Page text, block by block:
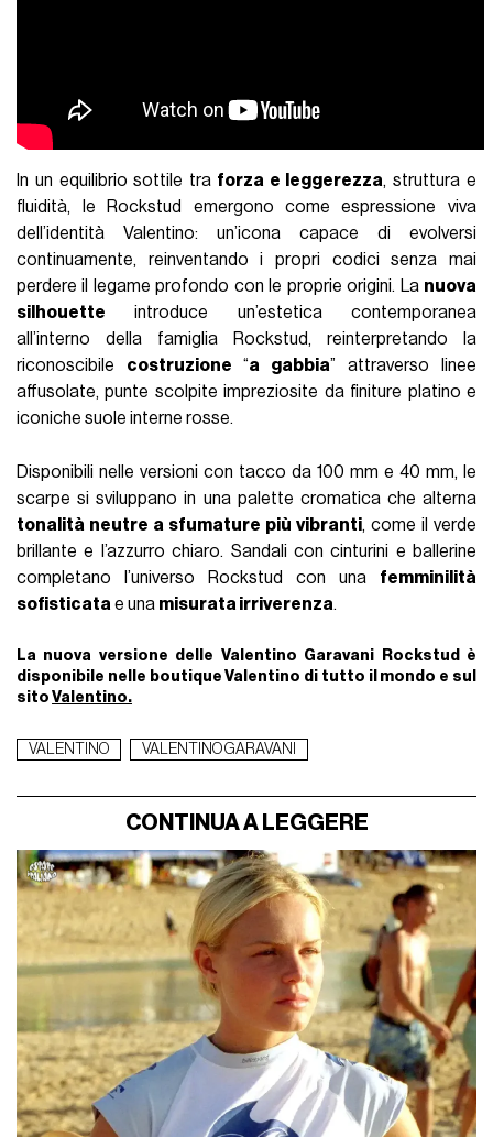
In un equilibrio sottile tra forza e leggerezza, struttura e
fluidità, le Rockstud emergono come espressione viva
dell’identità Valentino: un’icona capace di evolversi
continuamente, reinventando i propri codici senza mai
perdere il legame profondo con le proprie origini. La nuova
silhouette introduce un’estetica contemporanea
all’interno della famiglia Rockstud, reinterpretando la
riconoscibile costruzione“a gabbia” attraverso linee
affusolate, punte scolpite impreziosite da finiture platino e
iconiche suole interne rosse.
Disponibili nelle versioni con tacco da 100 mm e 40 mm, le
scarpe si sviluppano in una palette cromatica che alterna
tonalità neutre a sfumature più vibranti, come il verde
brillante e l’azzurro chiaro. Sandali con cinturini e ballerine
completano l’universo Rockstud con una femminilità
sofisticata e una misurata irriverenza.
La nuova versione delle Valentino Garavani Rockstud è
disponibile nelle boutique Valentino di tutto il mondo e sul
sitoValentino.
VALENTINO VALENTINO GARAVANI
CONTINUA A LEGGERE